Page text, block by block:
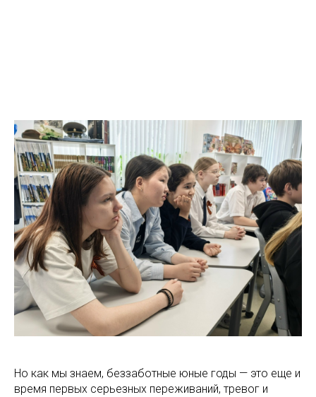
Но как мы знаем, беззаботные юные годы — это еще и
время первых серьезных переживаний, тревог и